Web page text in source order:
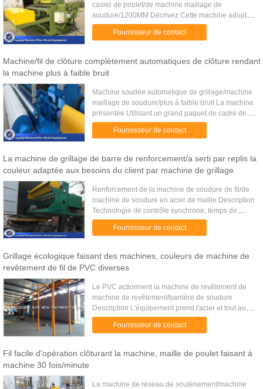
casier de poulet/de machine maillage de
soudure/1200MM Décrivez Cette machine adopte
la technique de contrôle synchrone électrique,
temps de soudure et la soudure ...
Fournisseur de contact
Machine/fil de clôture complètement automatiques de clôture rendant
la machine plus à faible bruit
Machine soudée automatique de grillage/machine
maillage de soudure/plus à faible bruit La machine
présentée Utilisant un grand paquet de cadre de
boîte, le global stabilité, plus à faible bruit,
électrique et m...
Fournisseur de contact
La machine de grillage de barre de renforcement/a serti par replis la
couleur adaptée aux besoins du client par machine de grillage
Renforcement de la machine de soudure de fil/de
machine de soudure en acier de maille Description
Technologie de contrôle synchrone, temps de
soudure et soudure de sous-contrôle contrôlés par
le système de ...
Fournisseur de contact
Grillage écologique faisant des machines, couleurs de machine de
revêtement de fil de PVC diverses
Le PVC actionnent la machine de revêtement de
machine de revêtement/barrière de soudure
Description L'équipement prend l'acier et tout autre
métal comme corps et composé de pointe de
résine comme manteau, ainsi ...
Fournisseur de contact
Fil facile d'opération clôturant la machine, maille de poulet faisant à
machine 30 fois/minute
La machine de réseau de soutènement/machine